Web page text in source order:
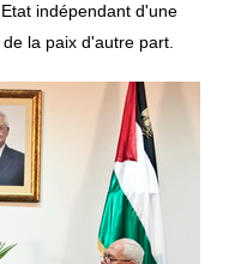
indépendant d'une
la paix d'autre part.